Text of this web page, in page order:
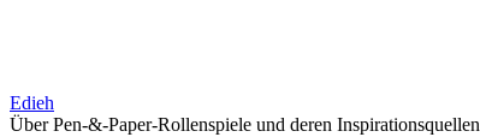
Edieh
Über Pen-&-Paper-Rollenspiele und deren Inspirationsquellen